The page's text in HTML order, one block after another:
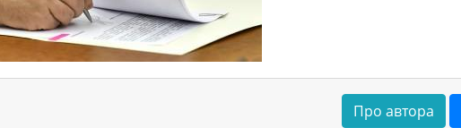
Про автора